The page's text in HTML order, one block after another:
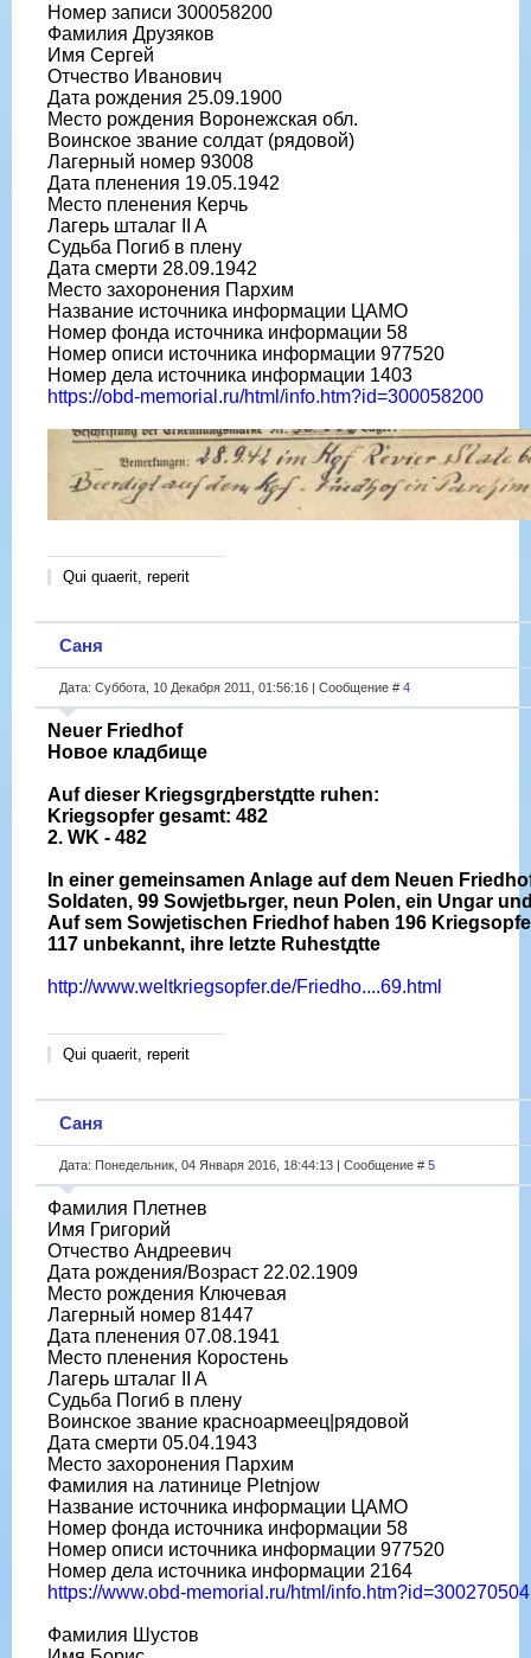
Номер записи 300058200
Фамилия Друзяков
Имя Сергей
Отчество Иванович
Дата рождения 25.09.1900
Место рождения Воронежская обл.
Воинское звание солдат (рядовой)
Лагерный номер 93008
Дата пленения 19.05.1942
Место пленения Керчь
Лагерь шталаг II A
Судьба Погиб в плену
Дата смерти 28.09.1942
Место захоронения Пархим
Название источника информации ЦАМО
Номер фонда источника информации 58
Номер описи источника информации 977520
Номер дела источника информации 1403
https://obd-memorial.ru/html/info.htm?id=300058200
Qui quaerit, reperit
Саня
Дата: Суббота, 10 Декабря 2011, 01:56:16 | Сообщение # 4
Neuer Friedhof
Новое кладбище
Auf dieser Kriegsgrдberstдtte ruhen:
Kriegsopfer gesamt: 482
2. WK - 482
In einer gemeinsamen Anlage auf dem Neuen
Soldaten, 99 Sowjetbьrger, neun Polen, ein Ungar
Auf sem Sowjetischen Friedhof haben 196
117 unbekannt, ihre letzte Ruhestдtte
http://www.weltkriegsopfer.de/Friedho....69.html
Qui quaerit, reperit
Саня
Дата: Понедельник, 04 Января 2016, 18:44:13 | Сообщение # 5
Фамилия Плетнев
Имя Григорий
Отчество Андреевич
Дата рождения/Возраст 22.02.1909
Место рождения Ключевая
Лагерный номер 81447
Дата пленения 07.08.1941
Место пленения Коростень
Лагерь шталаг II A
Судьба Погиб в плену
Воинское звание красноармеец|рядовой
Дата смерти 05.04.1943
Место захоронения Пархим
Фамилия на латинице Pletnjow
Название источника информации ЦАМО
Номер фонда источника информации 58
Номер описи источника информации 977520
Номер дела источника информации 2164
https://www.obd-memorial.ru/html/info.htm?id=300270504
Фамилия Шустов